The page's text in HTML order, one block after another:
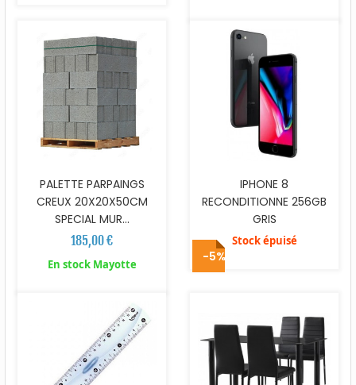
PALETTE PARPAINGS
CREUX 20X20X50CM
SPECIAL MUR...
185,00 €
En stock Mayotte
IPHONE 8
RECONDITIONNE 256GB
GRIS
Stock épuisé
-5%